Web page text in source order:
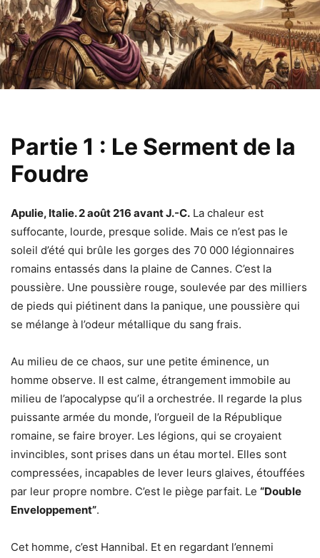
Partie 1 : Le Serment de la
Foudre
Apulie, Italie. 2 août 216 avant J.-C. La chaleur est
suffocante, lourde, presque solide. Mais ce n’est pas le
soleil d’été qui brûle les gorges des 70 000 légionnaires
romains entassés dans la plaine de Cannes. C’est la
poussière. Une poussière rouge, soulevée par des milliers
de pieds qui piétinent dans la panique, une poussière qui
se mélange à l’odeur métallique du sang frais.
Au milieu de ce chaos, sur une petite éminence, un
homme observe. Il est calme, étrangement immobile au
milieu de l’apocalypse qu’il a orchestrée. Il regarde la plus
puissante armée du monde, l’orgueil de la République
romaine, se faire broyer. Les légions, qui se croyaient
invincibles, sont prises dans un étau mortel. Elles sont
compressées, incapables de lever leurs glaives, étouffées
par leur propre nombre. C’est le piège parfait. Le “Double
Enveloppement”.
Cet homme, c’est Hannibal. Et en regardant l’ennemi